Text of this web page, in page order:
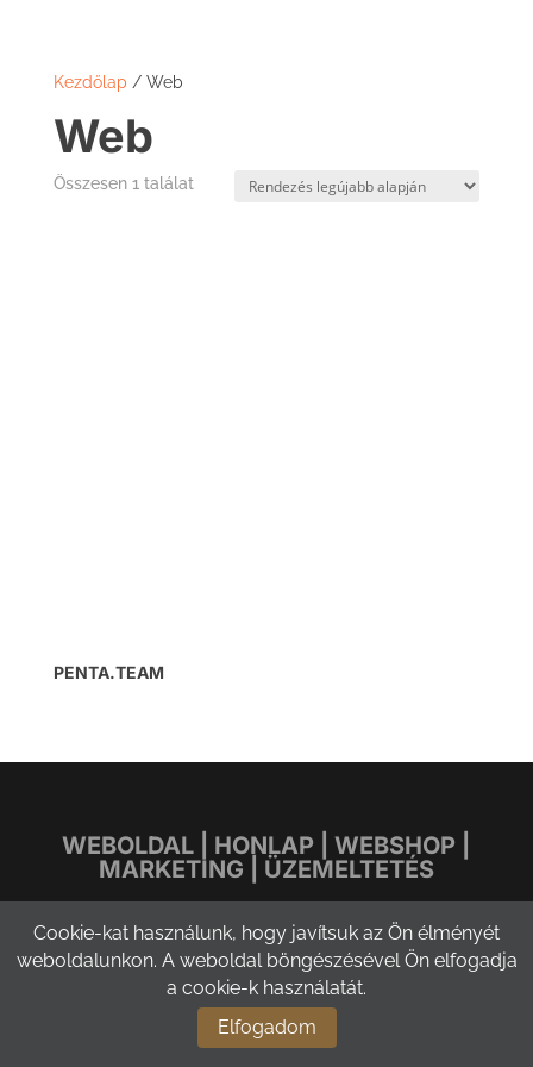
Kezdőlap / Web
Web
Összesen 1 találat
PENTA.TEAM
WEBOLDAL HONLAP |WEBSHOP
MARKETING
ÜZEMELTETÉS
REFERENCIÁK
PENTATEAM © 2018 | MINDEN JOG
FENNTARTVA
Cookie-kat használunk, hogy javítsuk az Ön élményét
weboldalunkon. A weboldal böngészésével Ön elfogadja
a cookie-k használatát.
Elfogadom